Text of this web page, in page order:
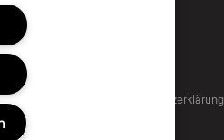
Alle Rechte vorbehalten.
Datenschutzerklärung